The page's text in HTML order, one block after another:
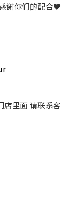
谢你们的配合❤
店里面 请联系客